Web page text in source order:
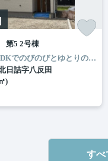
ムかR‐ハウジング（019-
ですぜひお気軽に無料フォ
服などが収納できます ご相
各お部屋に収納がある
第5 2号棟
広々とした4LDKでのびのびとゆとりのある空間を楽しめます。
日詰字八反田
)
すべ